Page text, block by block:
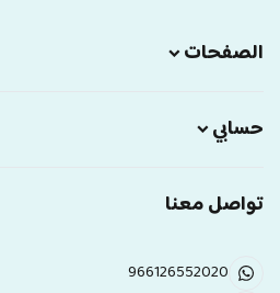
الصفحات
حسابي
تواصل معنا
966126552020